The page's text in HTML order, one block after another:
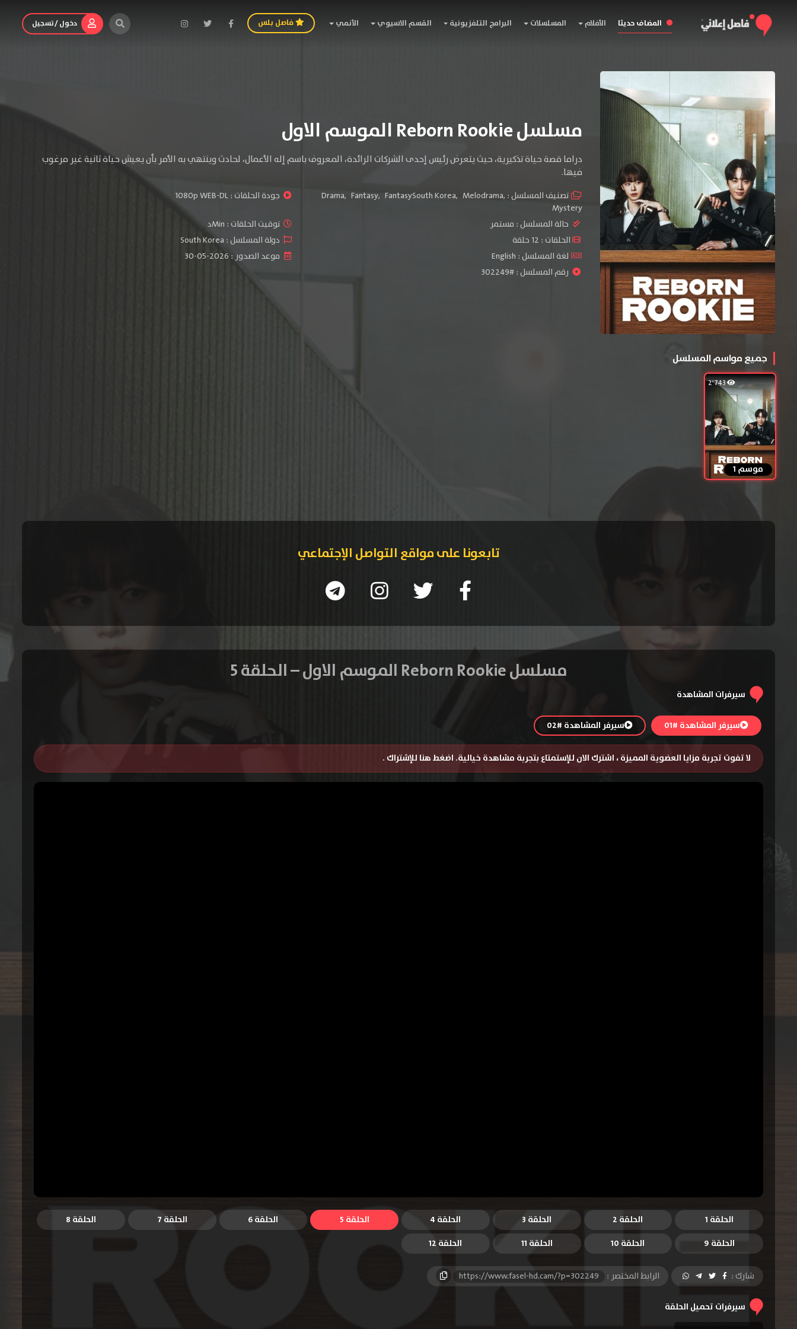
المضاف حديثا الأفلام المسلسلات البرامج التلفزيونية القسم الاسيوي الأنمي فاصل بلس دخول / تسجيل
مسلسل Reborn Rookie الموسم الاول
دراما قصة حياة تذكيرية، حيث يتعرض رئيس إحدى الشركات الرائدة، المعروف باسم إله الأعمال، لحادث وينتهي به الأمر بأن يعيش حياة ثانية غير مرغوب
فيها.
تصنيف المسلسل : Drama, Fantasy, FantasySouth Korea, Melodrama,
Mystery
جودة الحلقات :1080p WEB-DL
حالة المسلسل : مستمر
توقيت الحلقات : Minد
الحلقات : 12 حلقة
دولة المسلسل : South Korea
لغة المسلسل : English
موعد الصدور : 2026-05-30
رقم المسلسل : #302249
جميع مواسم المسلسل
2٬743
موسم 1
تابعونا على مواقع التواصل الإجتماعي
مسلسل Reborn Rookie الموسم الاول – الحلقة 5
سيرفرات المشاهدة
سيرفر المشاهدة #01 سيرفر المشاهدة #02
لا تفوت تجربة مزايا العضوية المميزة ، اشترك الان للإستمتاع بتجربة مشاهدة خيالية. اضغط هنا للإشتراك .
الحلقة 1 الحلقة 2 الحلقة 3 الحلقة 4 الحلقة 5 الحلقة 6 الحلقة 7
الحلقة 8
الحلقة 9
الحلقة 10 الحلقة 11 الحلقة 12
شارك : الرابط المختصر : https://www.fasel-hd.cam/?p=302249
سيرفرات تحميل الحلقة